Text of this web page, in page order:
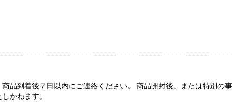
品到着後７日以内にご連絡ください。 商品開封後、または特別の
かねます。